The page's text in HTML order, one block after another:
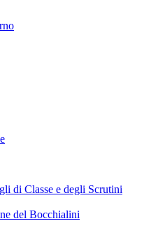
di Classe e degli Scrutini
del Bocchialini